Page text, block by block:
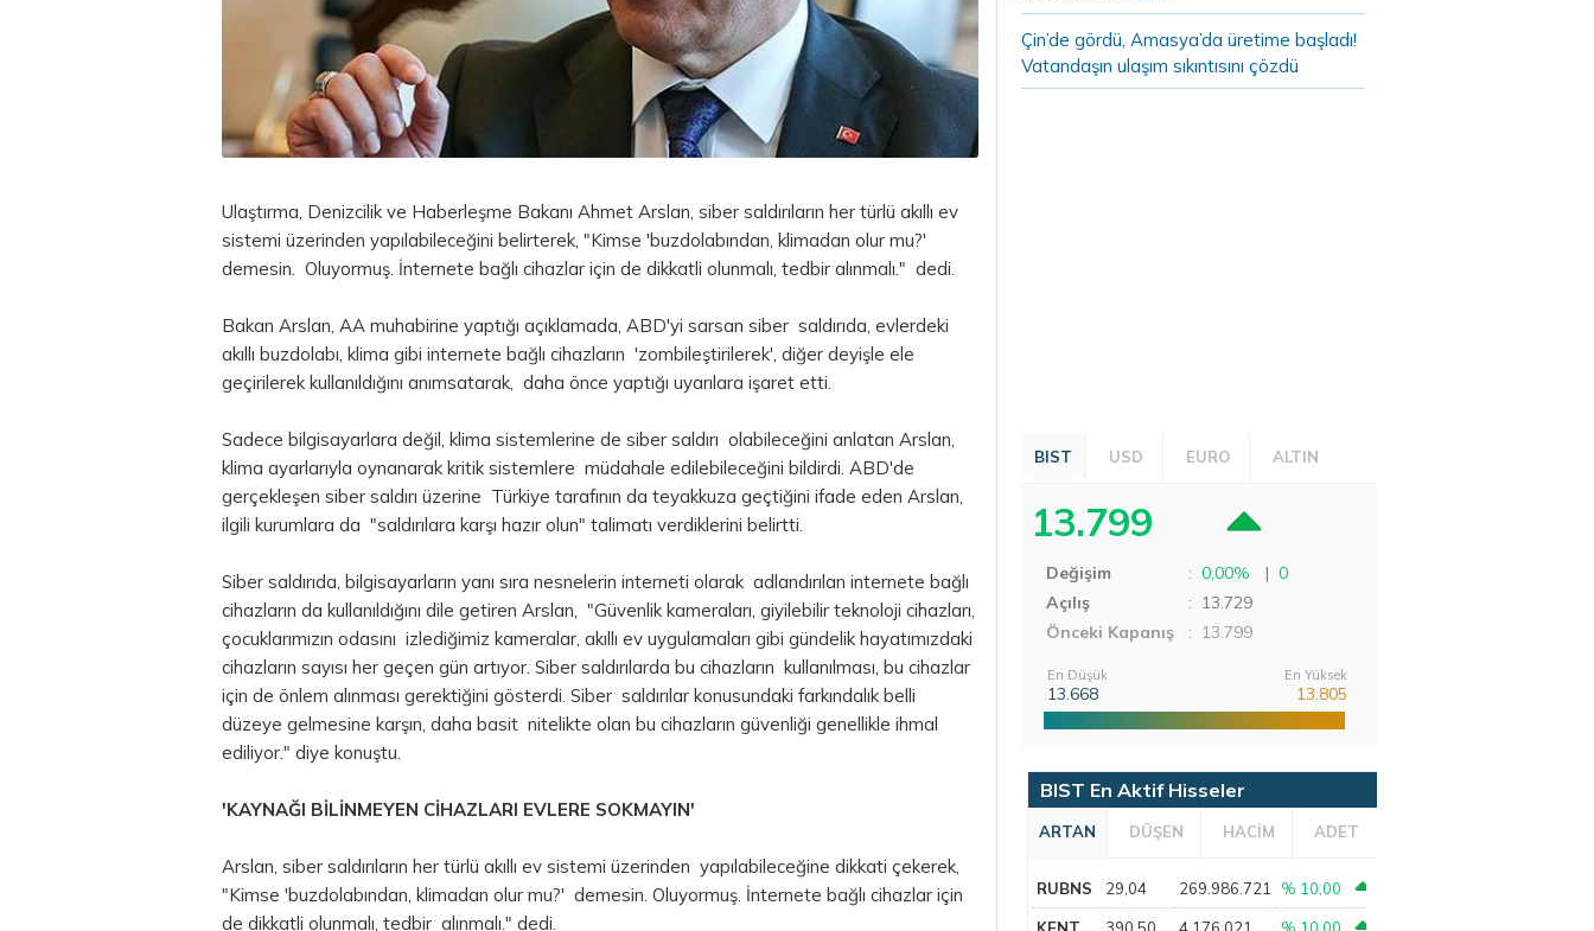
Ulaştırma, Denizcilik ve Haberleşme Bakanı Ahmet Arslan, siber saldırıların her türlü akıllı ev
sistemi üzerinden yapılabileceğini belirterek, "Kimse 'buzdolabından, klimadan olur mu?'
demesin. Oluyormuş. İnternete bağlı cihazlar için de dikkatli olunmalı, tedbir alınmalı." dedi.
Bakan Arslan, AA muhabirine yaptığı açıklamada, ABD'yi sarsan siber saldırıda, evlerdeki
akıllı buzdolabı, klima gibi internete bağlı cihazların 'zombileştirilerek', diğer deyişle ele
geçirilerek kullanıldığını anımsatarak, daha önce yaptığı uyarılara işaret etti.
Sadece bilgisayarlara değil, klima sistemlerine de siber saldırı olabileceğini anlatan Arslan,
klima ayarlarıyla oynanarak kritik sistemlere müdahale edilebileceğini bildirdi. ABD'de
gerçekleşen siber saldırı üzerine Türkiye tarafının da teyakkuza geçtiğini ifade eden Arslan,
ilgili kurumlara da "saldırılara karşı hazır olun" talimatı verdiklerini belirtti.
Siber saldırıda, bilgisayarların yanı sıra nesnelerin interneti olarak adlandırılan internete bağlı
cihazların da kullanıldığını dile getiren Arslan, "Güvenlik kameraları, giyilebilir teknoloji cihazları,
çocuklarımızın odasını izlediğimiz kameralar, akıllı ev uygulamaları gibi gündelik hayatımızdaki
cihazların sayısı her geçen gün artıyor. Siber saldırılarda bu cihazların kullanılması, bu cihazlar
için de önlem alınması gerektiğini gösterdi. Siber saldırılar konusundaki farkındalık belli
düzeye gelmesine karşın, daha basit nitelikte olan bu cihazların güvenliği genellikle ihmal
ediliyor." diye konuştu.
'KAYNAĞI BİLİNMEYEN CİHAZLARI EVLERE SOKMAYIN'
Arslan, siber saldırıların her türlü akıllı ev sistemi üzerinden yapılabileceğine dikkati çekerek,
"Kimse 'buzdolabından, klimadan olur mu?' demesin. Oluyormuş. İnternete bağlı cihazlar için
de dikkatli olunmalı, tedbir alınmalı." dedi.
Çin’de gördü, Amasya’da üretime başladı!
Vatandaşın ulaşım sıkıntısını çözdü
BIST USD EURO ALTIN
13.799
Değişim : 0,00% | 0
Açılış
: 13.729
Önceki Kapanış
: 13.799
En Düşük
13.668
En Yüksek
13.805
BIST En Aktif Hisseler
ARTAN DÜŞEN HACİM ADET
RUBNS 29,04 269.986.721 % 10,00
KENT 390,50 4.176.021 % 10,00